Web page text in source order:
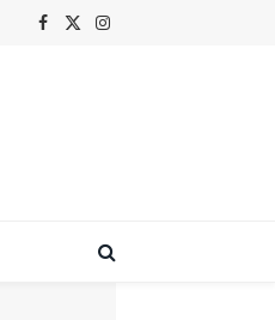
Facebook
X
Instagram